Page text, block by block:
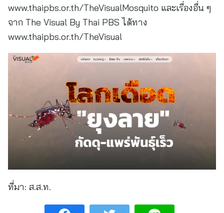
www.thaipbs.or.th/TheVisualMosquito และเรื่องอื่น ๆ
จาก The Visual By Thai PBS ได้ทาง
www.thaipbs.or.th/TheVisual
ที่มา: ส.ส.ท.